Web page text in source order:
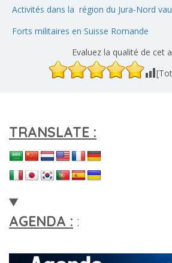
Activités dans la région du Jura-Nord
Forts militaires en Suisse Romande
Evaluez la qualité de cet
TRANSLATE :
AGENDA : :